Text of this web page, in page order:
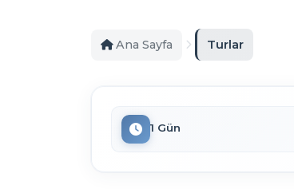
Ana Sayfa Turlar
1 Gün